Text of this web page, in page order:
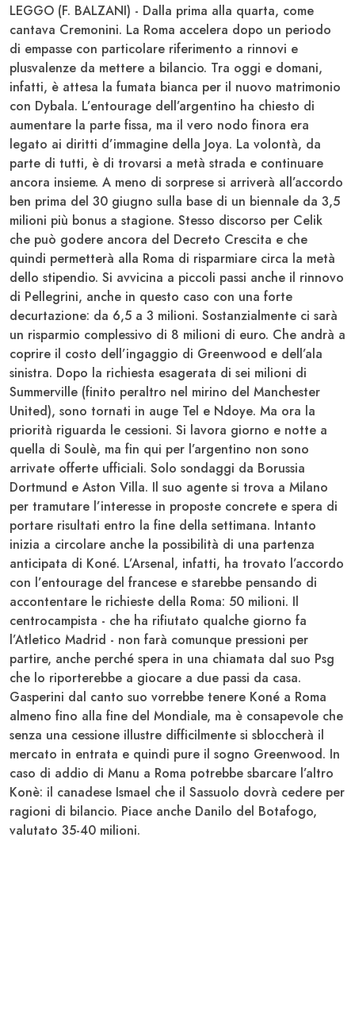
LEGGO (F. BALZANI) - Dalla prima alla quarta, come
cantava Cremonini. La Roma accelera dopo un periodo
di empasse con particolare riferimento a rinnovi e
plusvalenze da mettere a bilancio. Tra oggi e domani,
infatti, è attesa la fumata bianca per il nuovo matrimonio
con Dybala. L’entourage dell’argentino ha chiesto di
aumentare la parte fissa, ma il vero nodo finora era
legato ai diritti d’immagine della Joya. La volontà, da
parte di tutti, è di trovarsi a metà strada e continuare
ancora insieme. A meno di sorprese si arriverà all’accordo
ben prima del 30 giugno sulla base di un biennale da 3,5
milioni più bonus a stagione. Stesso discorso per Celik
che può godere ancora del Decreto Crescita e che
quindi permetterà alla Roma di risparmiare circa la metà
dello stipendio. Si avvicina a piccoli passi anche il rinnovo
di Pellegrini, anche in questo caso con una forte
decurtazione: da 6,5 a 3 milioni. Sostanzialmente ci sarà
un risparmio complessivo di 8 milioni di euro. Che andrà a
coprire il costo dell’ingaggio di Greenwood e dell’ala
sinistra. Dopo la richiesta esagerata di sei milioni di
Summerville (finito peraltro nel mirino del Manchester
United), sono tornati in auge Tel e Ndoye. Ma ora la
priorità riguarda le cessioni. Si lavora giorno e notte a
quella di Soulè, ma fin qui per l’argentino non sono
arrivate offerte ufficiali. Solo sondaggi da Borussia
Dortmund e Aston Villa. Il suo agente si trova a Milano
per tramutare l’interesse in proposte concrete e spera di
portare risultati entro la fine della settimana. Intanto
inizia a circolare anche la possibilità di una partenza
anticipata di Koné. L’Arsenal, infatti, ha trovato l’accordo
con l’entourage del francese e starebbe pensando di
accontentare le richieste della Roma: 50 milioni. Il
centrocampista - che ha rifiutato qualche giorno fa
l’Atletico Madrid - non farà comunque pressioni per
partire, anche perché spera in una chiamata dal suo Psg
che lo riporterebbe a giocare a due passi da casa.
Gasperini dal canto suo vorrebbe tenere Koné a Roma
almeno fino alla fine del Mondiale, ma è consapevole che
senza una cessione illustre difficilmente si sbloccherà il
mercato in entrata e quindi pure il sogno Greenwood. In
caso di addio di Manu a Roma potrebbe sbarcare l’altro
Konè: il canadese Ismael che il Sassuolo dovrà cedere per
ragioni di bilancio. Piace anche Danilo del Botafogo,
valutato 35-40 milioni.